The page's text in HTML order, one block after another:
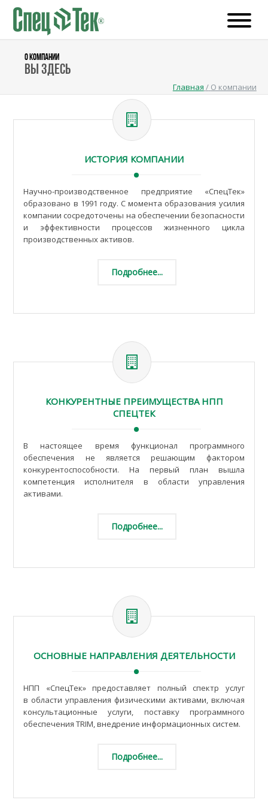
О КОМПАНИИ
Вы здесь
Главная / О компании
ИСТОРИЯ КОМПАНИИ
Научно-производственное предприятие «СпецТек»
образовано в 1991 году. С момента образования усилия
компании сосредоточены на обеспечении безопасности
и эффективности процессов жизненного цикла
производственных активов.
Подробнее...
КОНКУРЕНТНЫЕ ПРЕИМУЩЕСТВА НПП
СПЕЦТЕК
В настоящее время функционал программного
обеспечения не является решающим фактором
конкурентоспособности. На первый план вышла
компетенция исполнителя в области управления
активами.
Подробнее...
ОСНОВНЫЕ НАПРАВЛЕНИЯ ДЕЯТЕЛЬНОСТИ
НПП «СпецТек» предоставляет полный спектр услуг
в области управления физическими активами, включая
консультационные услуги, поставку программного
обеспечения TRIM, внедрение информационных систем.
Подробнее...